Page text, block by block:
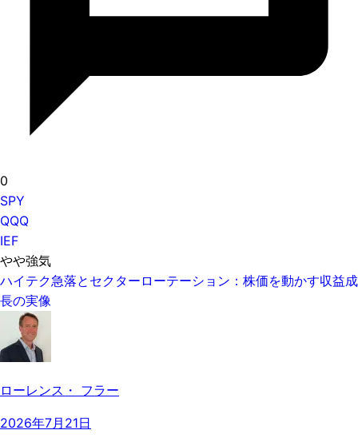
0
SPY
QQQ
IEF
やや強気
ハイテク急落とセクターローテーション：株価を動かす収益成
長の実像
ローレンス・ フラー
2026年7月21日